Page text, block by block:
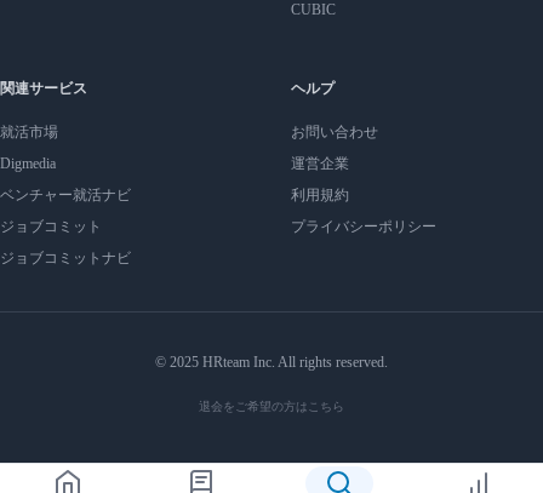
CUBIC
関連サービス
就活市場
Digmedia
ベンチャー就活ナビ
ジョブコミット
ジョブコミットナビ
ヘルプ
お問い合わせ
運営企業
利用規約
プライバシーポリシー
© 2025 HRteam Inc. All rights reserved.
退会をご希望の方はこちら